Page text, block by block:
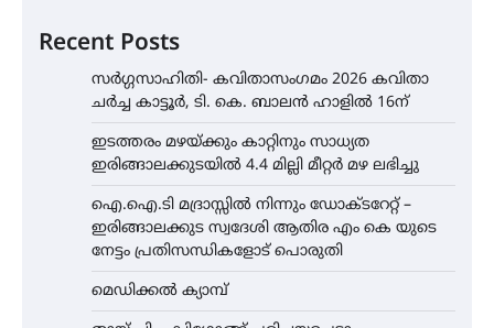
Recent Posts
സർഗ്ഗസാഹിതി- കവിതാസംഗമം 2026 കവിതാ
ചർച്ച കാട്ടൂർ, ടി. കെ. ബാലൻ ഹാളിൽ 16ന്
ഇടത്തരം മഴയ്ക്കും കാറ്റിനും സാധ്യത
ഇരിങ്ങാലക്കുടയിൽ 4.4 മില്ലി മീറ്റർ മഴ ലഭിച്ചു
ഐ.ഐ.ടി മദ്രാസ്സിൽ നിന്നും ഡോക്ടറേറ്റ് –
ഇരിങ്ങാലക്കുട സ്വദേശി ആതിര എം കെ യുടെ
നേട്ടം പ്രതിസന്ധികളോട് പൊരുതി
മെഡിക്കൽ ക്യാമ്പ്